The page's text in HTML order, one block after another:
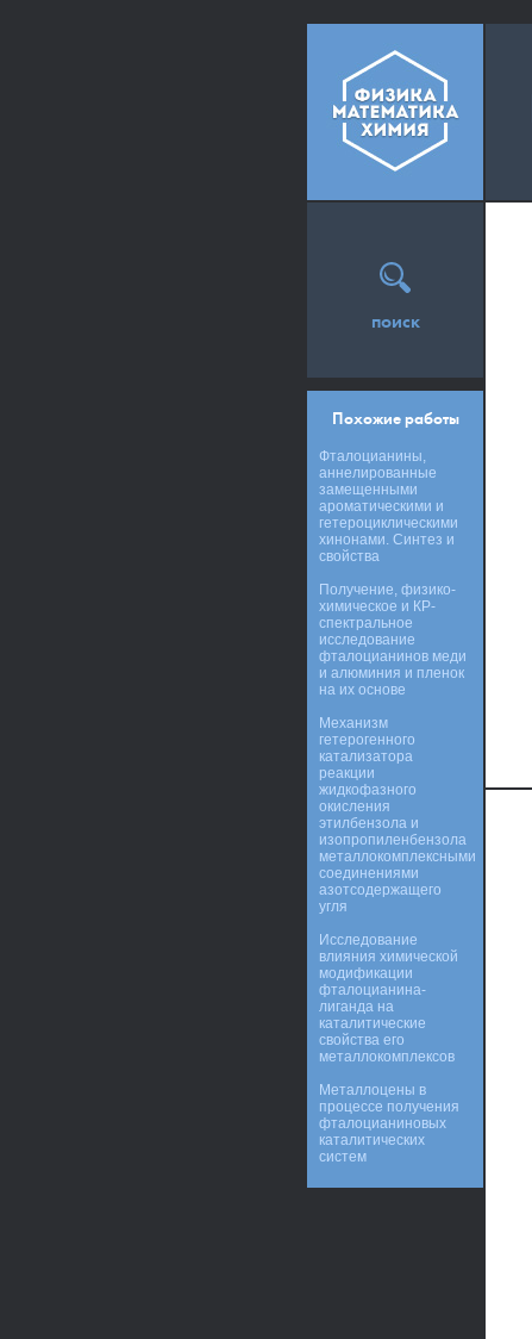
поиск
Похожие работы
Фталоцианины,
аннелированные
замещенными
ароматическими и
гетероциклическими
хинонами. Синтез и
свойства
Получение, физико-
химическое и КР-
спектральное
исследование
фталоцианинов меди
и алюминия и пленок
на их основе
Механизм
гетерогенного
катализатора
реакции
жидкофазного
окисления
этилбензола и
изопропиленбензола
металлокомплексными
соединениями
азотсодержащего
угля
Исследование
влияния химической
модификации
фталоцианина-
лиганда на
каталитические
свойства его
металлокомплексов
Металлоцены в
процессе получения
фталоцианиновых
каталитических
систем